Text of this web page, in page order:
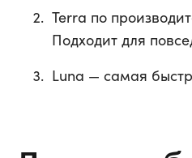
Terra по
Подходит для
Luna — самая